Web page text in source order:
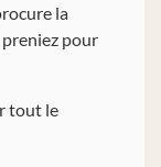
la
pour
tout le